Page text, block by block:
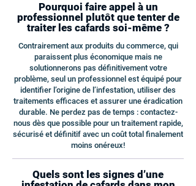
Pourquoi faire appel à un
professionnel plutôt que tenter de
traiter les cafards soi-même ?
Contrairement aux produits du commerce, qui
paraissent plus économique mais ne
solutionnerons pas définitivement votre
problème, seul un professionnel est équipé pour
identifier l’origine de l’infestation, utiliser des
traitements efficaces et assurer une éradication
durable. Ne perdez pas de temps : contactez-
nous dès que possible pour un traitement rapide,
sécurisé et définitif avec un coût total finalement
moins onéreux!
Quels sont les signes d’une